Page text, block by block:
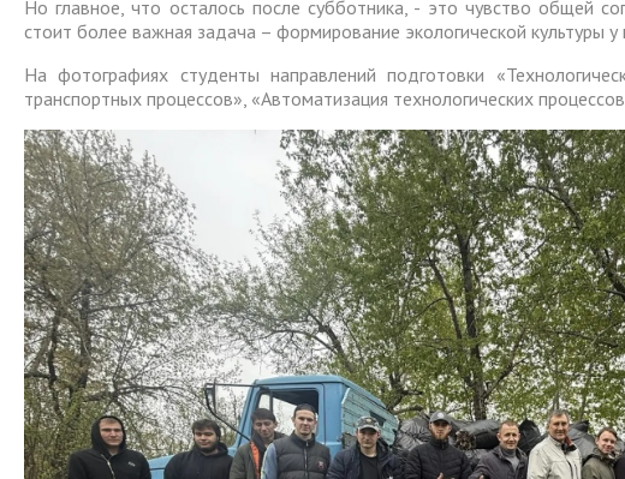
Личный прием граждан «Стартап как диплом»
Но главное, что осталось после субботника, - это чувство общей
стоит более важная задача – формирование экологической культуры
На фотографиях студенты направлений подготовки
транспортных процессов», «Автоматизация технологических